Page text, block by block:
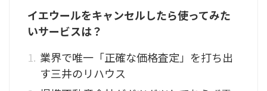
イエウールをキャンセルしたら使ってみた
いサービスは？
業界で唯一「正確な価格査定」を打ち出
す三井のリハウス